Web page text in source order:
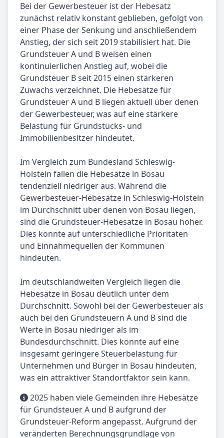
Bei der Gewerbesteuer ist der Hebesatz
zunächst relativ konstant geblieben, gefolgt von
einer Phase der Senkung und anschließendem
Anstieg, der sich seit 2019 stabilisiert hat. Die
Grundsteuer A und B weisen einen
kontinuierlichen Anstieg auf, wobei die
Grundsteuer B seit 2015 einen stärkeren
Zuwachs verzeichnet. Die Hebesätze für
Grundsteuer A und B liegen aktuell über denen
der Gewerbesteuer, was auf eine stärkere
Belastung für Grundstücks- und
Immobilienbesitzer hindeutet.
Im Vergleich zum Bundesland Schleswig-
Holstein fallen die Hebesätze in Bosau
tendenziell niedriger aus. Während die
Gewerbesteuer-Hebesätze in Schleswig-Holstein
im Durchschnitt über denen von Bosau liegen,
sind die Grundsteuer-Hebesätze in Bosau höher.
Dies könnte auf unterschiedliche Prioritäten
und Einnahmequellen der Kommunen
hindeuten.
Im deutschlandweiten Vergleich liegen die
Hebesätze in Bosau deutlich unter dem
Durchschnitt. Sowohl bei der Gewerbesteuer als
auch bei den Grundsteuern A und B sind die
Werte in Bosau niedriger als im
Bundesdurchschnitt. Dies könnte auf eine
insgesamt geringere Steuerbelastung für
Unternehmen und Bürger in Bosau hindeuten,
was ein attraktiver Standortfaktor sein kann.
2025 haben viele Gemeinden ihre Hebesätze
für Grundsteuer A und B aufgrund der
Grundsteuer-Reform angepasst. Aufgrund der
veränderten Berechnungsgrundlage von